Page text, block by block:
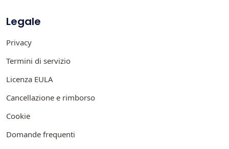
Legale
Privacy
Termini di servizio
Licenza EULA
Cancellazione e rimborso
Cookie
Domande frequenti